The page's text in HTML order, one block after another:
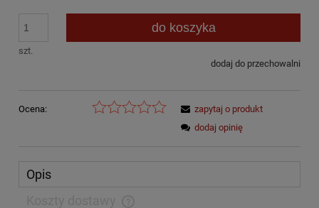
szt.
do koszyka
dodaj do przechowalni
Ocena:
zapytaj o produkt
dodaj opinię
Opis